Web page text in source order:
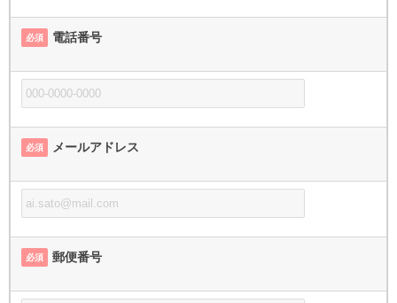
必須 電話番号
必須 メールアドレス
必須 郵便番号